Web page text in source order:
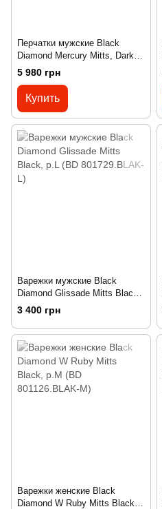
Перчатки мужские Black
Diamond Mercury Mitts, Dark
Curry, р.L (BD
8018897001LG_1)
5 980 грн
Купить
Варежки мужские Black
Diamond Glissade Mitts Black,
р.L (BD 801729.BLAK-L)
3 400 грн
Варежки женские Black
Diamond W Ruby Mitts Black,